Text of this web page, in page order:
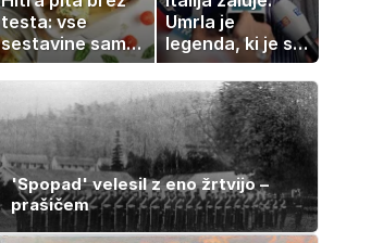
testa: vse
sestavine samo
zmešate in
pečica opravi
ostalo
Umrla je
legenda, ki je s
svojimi pesmimi
zaznamovala
Italijo
'Spopad' velesil z eno žrtvijo –
prašičem